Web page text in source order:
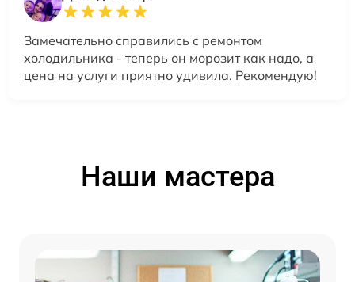
Замечательно справились с ремонтом
холодильника - теперь он морозит как надо, а
цена на услуги приятно удивила. Рекомендую!
Наши мастера